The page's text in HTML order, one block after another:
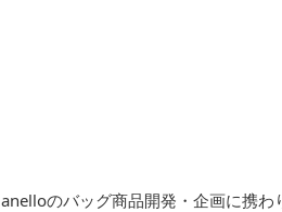
anelloのバッグ商品開発・企画に携わ